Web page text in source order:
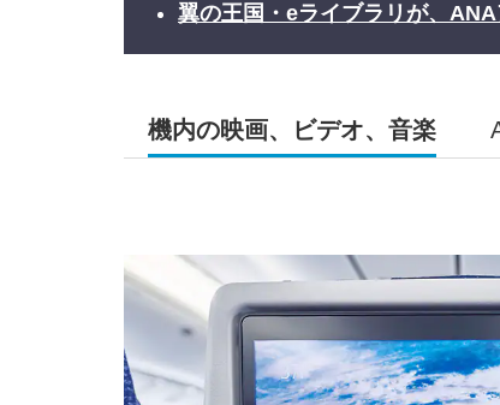
翼の王国・eライブラリが、
機内の映画、ビデオ、音楽